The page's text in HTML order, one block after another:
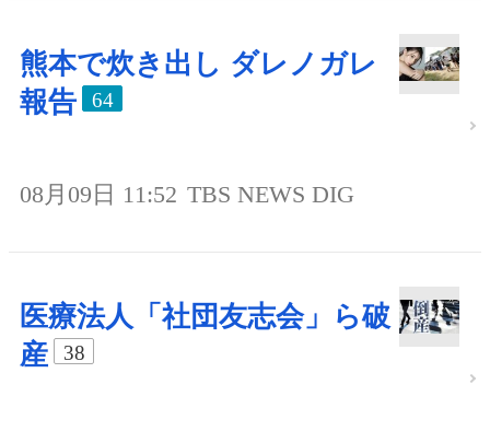
熊本で炊き出し ダレノガレ
報告
64
08月09日 11:52 TBS NEWS DIG
医療法人「社団友志会」ら破
産
38